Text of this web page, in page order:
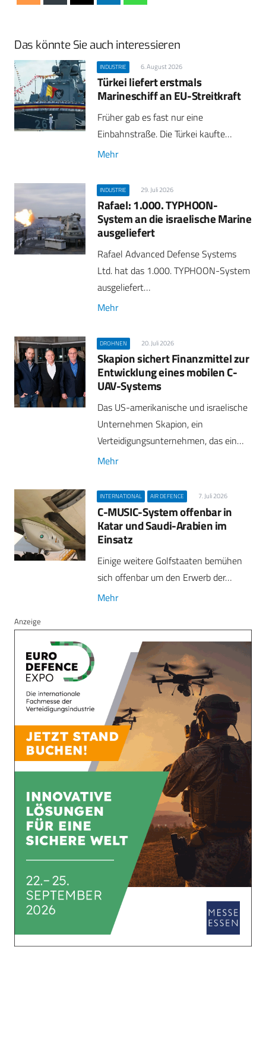
Das könnte Sie auch interessieren
INDUSTRIE 6. August 2026
Türkei liefert erstmals
Marineschiff an EU-Streitkraft
Früher gab es fast nur eine
Einbahnstraße. Die Türkei kaufte…
Mehr
INDUSTRIE 29. Juli 2026
Rafael: 1.000. TYPHOON-
System an die israelische Marine
ausgeliefert
Rafael Advanced Defense Systems
Ltd. hat das 1.000. TYPHOON-System
ausgeliefert…
Mehr
DROHNEN 20. Juli 2026
Skapion sichert Finanzmittel zur
Entwicklung eines mobilen C-
UAV-Systems
Das US-amerikanische und israelische
Unternehmen Skapion, ein
Verteidigungsunternehmen, das ein…
Mehr
INTERNATIONAL AIR DEFENCE 7. Juli 2026
C-MUSIC-System offenbar in
Katar und Saudi-Arabien im
Einsatz
Einige weitere Golfstaaten bemühen
sich offenbar um den Erwerb der…
Mehr
Anzeige